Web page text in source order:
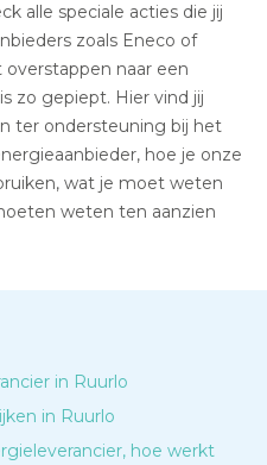
alle speciale acties die jij
zoals Eneco of
naar een
zo gepiept. Hier vind jij
ter ondersteuning bij het
hoe je onze
wat je moet weten
weten ten aanzien
in Ruurlo
in Ruurlo
hoe werkt